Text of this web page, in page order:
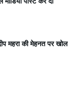
महरा की मेहनत पर खोल